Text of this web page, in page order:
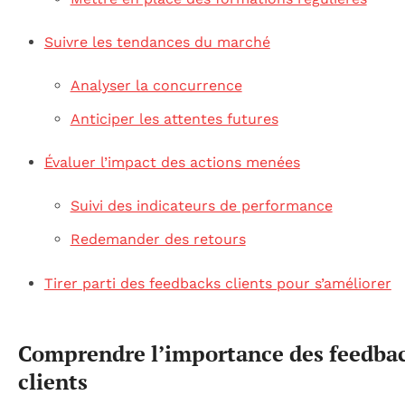
Suivre les tendances du marché
Analyser la concurrence
Anticiper les attentes futures
Évaluer l’impact des actions menées
Suivi des indicateurs de performance
Redemander des retours
Tirer parti des feedbacks clients pour s’améliorer
Comprendre l’importance des
clients